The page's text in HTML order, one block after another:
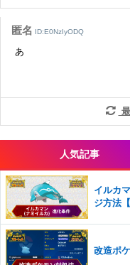
コメントの削除を申請
せていただきます。ご
また、過度な利用規約の
かじめご理解くださいませ
匿名 ID:E0NzIyODQ
あ
人気記事
イルカ
ジ方法
改造ポ